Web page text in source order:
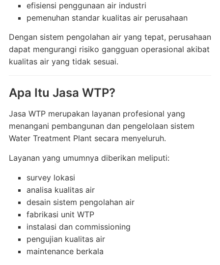
efisiensi penggunaan air industri
pemenuhan standar kualitas air perusahaan
Dengan sistem pengolahan air yang tepat, perusahaan
dapat mengurangi risiko gangguan operasional akibat
kualitas air yang tidak sesuai.
Apa Itu Jasa WTP?
Jasa WTP merupakan layanan profesional yang
menangani pembangunan dan pengelolaan sistem
Water Treatment Plant secara menyeluruh.
Layanan yang umumnya diberikan meliputi:
survey lokasi
analisa kualitas air
desain sistem pengolahan air
fabrikasi unit WTP
instalasi dan commissioning
pengujian kualitas air
maintenance berkala